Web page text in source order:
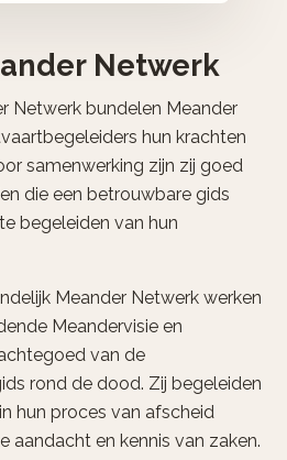
Netwerk
Netwerk bundelen Meander
hun krachten
samenwerking zijn zij goed
die een betrouwbare gids
begeleiden van hun
Meander Netwerk werken
Meandervisie en
van de
rond de dood. Zij begeleiden
hun proces van afscheid
aandacht en kennis van zaken.